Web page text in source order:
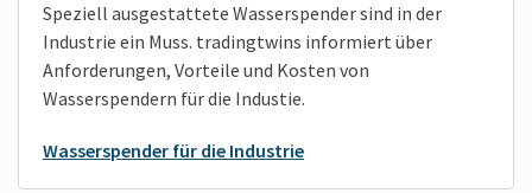
Speziell ausgestattete Wasserspender sind in der
Industrie ein Muss. tradingtwins informiert über
Anforderungen, Vorteile und Kosten von
Wasserspendern für die Industie.
Wasserspender für die Industrie